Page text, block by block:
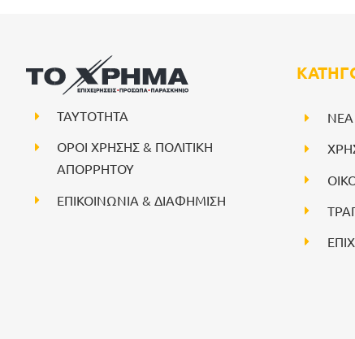
ΤΑΥΤΟΤΗΤΑ
ΟΡΟΙ ΧΡΗΣΗΣ & ΠΟΛΙΤΙΚΗ
ΑΠΟΡΡΗΤΟΥ
ΕΠΙΚΟΙΝΩΝΙΑ & ΔΙΑΦΗΜΙΣΗ
NEA